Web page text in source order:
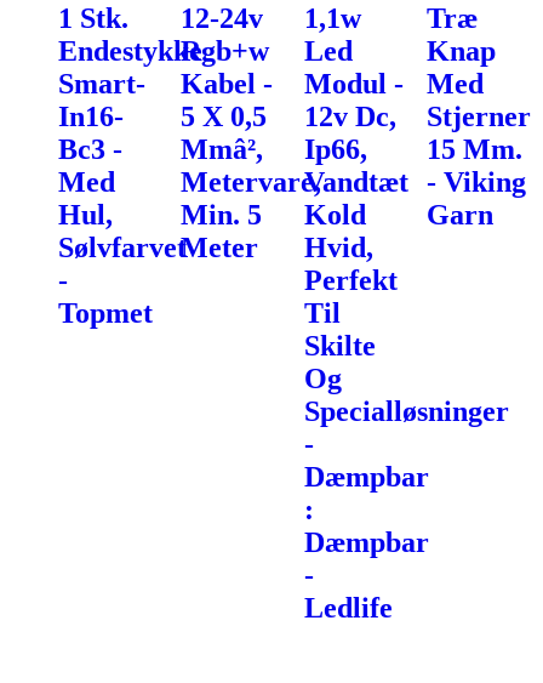
1 Stk.
Endestykke
Smart-
In16-
Bc3 -
Med
Hul,
Sølvfarvet
-
Topmet
12-24v
Rgb+w
Kabel -
5 X 0,5
Mmâ²,
Metervare,
Min. 5
Meter
1,1w
Led
Modul -
12v Dc,
Ip66,
Vandtæt
Kold
Hvid,
Perfekt
Til
Skilte
Og
Specialløsninger
-
Dæmpbar
:
Dæmpbar
-
Ledlife
Træ
Knap
Med
Stjerner
15 Mm.
- Viking
Garn